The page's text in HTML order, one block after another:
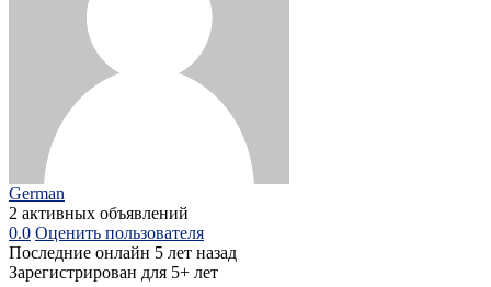
German
2 активных объявлений
0.0 Оценить пользователя
Последние онлайн 5 лет назад
Зарегистрирован для 5+ лет